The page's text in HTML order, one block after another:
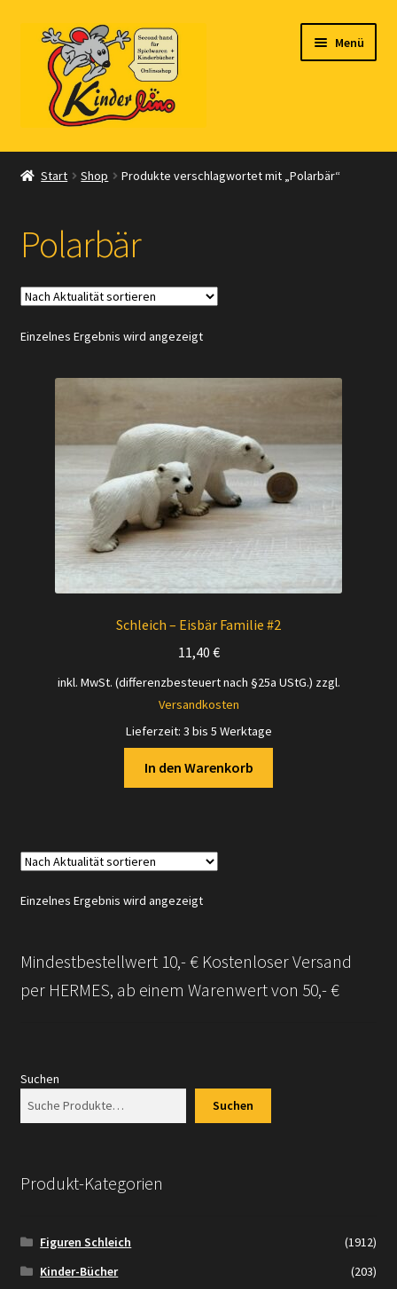
Navigation
springen
Zum
Inhalt
springen
Menü
Start
Shop
Warenkorb
Kasse
Zahlungsarten
Widerrufsbelehrung
Datenschutzerklärung
Versand + Wichtige Infos
Start Shop Produkte verschlagwortet mit „Polarbär“
Polarbär
Einzelnes Ergebnis wird angezeigt
Schleich – Eisbär Familie #2
11,40 €
inkl. MwSt. (differenzbesteuert nach §25a UStG.) zzgl.
Versandkosten
Lieferzeit: 3 bis 5 Werktage
In den Warenkorb
Einzelnes Ergebnis wird angezeigt
Mindestbestellwert 10,- € Kostenloser Versand
per HERMES, ab einem Warenwert von 50,- €
Suchen
Suchen
Produkt-Kategorien
Figuren Schleich
(1912)
Kinder-Bücher
(203)